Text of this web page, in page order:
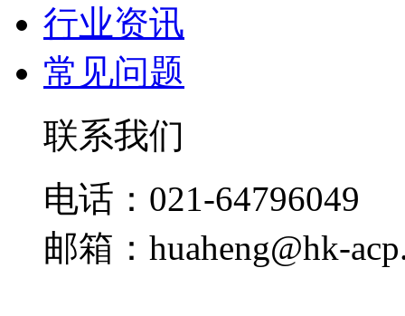
行业资讯
常见问题
联系我们
电话：021-64796049
邮箱：huaheng@hk-